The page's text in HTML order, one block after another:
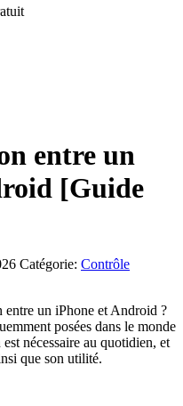
entre un
[Guide
Catégorie: Contrôle
entre un iPhone et Android ?
posées dans le monde
nécessaire au quotidien, et
que son utilité.